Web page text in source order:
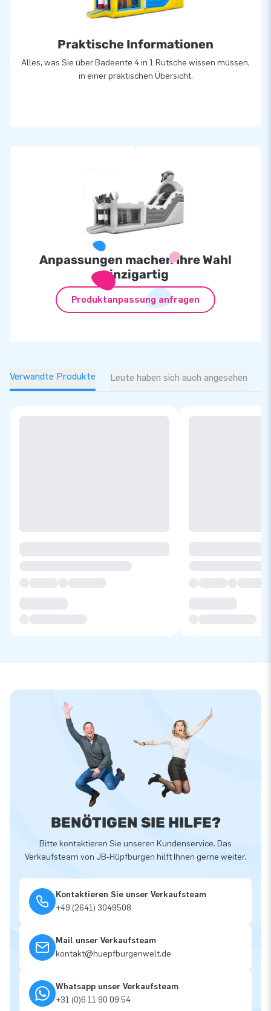
Praktische Informationen
Alles, was Sie über Badeente 4 in 1 Rutsche wissen müssen,
in einer praktischen Übersicht.
Anpassungen machen Ihre Wahl
einzigartig
Produktanpassung anfragen
Verwandte Produkte Leute haben sich auch angesehen
BENÖTIGEN SIE HILFE?
Bitte kontaktieren Sie unseren Kundenservice. Das
Verkaufsteam von JB-Hüpfburgen hilft Ihnen gerne weiter.
Kontaktieren Sie unser Verkaufsteam
+49 (2641) 3049508
Mail unser Verkaufsteam
kontakt@huepfburgenwelt.de
Whatsapp unser Verkaufsteam
+31 (0)6 11 90 09 54